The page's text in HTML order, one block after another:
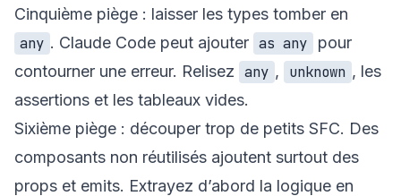
Cinquième piège : laisser les types tomber en
any . Claude Code peut ajouter as any
pour
contourner une erreur. Relisez any , unknown , les
assertions et les tableaux vides.
Sixième piège : découper trop de petits SFC. Des
composants non réutilisés ajoutent surtout des
props et emits. Extrayez d’abord la logique en